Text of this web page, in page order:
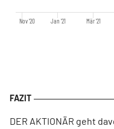
Nov '20 Jan '21 Mär '21
DER AKTIONÄR geht